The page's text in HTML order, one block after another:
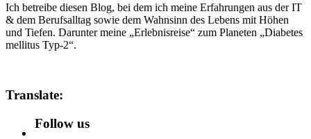
Ich betreibe diesen Blog, bei dem ich meine Erfahrungen aus der IT
& dem Berufsalltag sowie dem Wahnsinn des Lebens mit Höhen
und Tiefen. Darunter meine „Erlebnisreise“ zum Planeten „Diabetes
mellitus Typ-2“.
Translate:
Follow us